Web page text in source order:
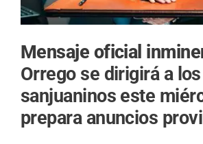
Mensaje oficial
Orrego se dirigirá a los
sanjuaninos este
prepara anuncios